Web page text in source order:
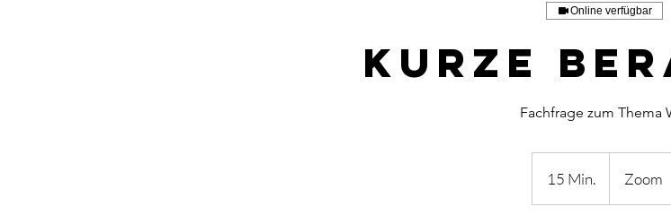
Online verfügbar
Kurze
Fachfrage zum Thema
15 Min.1
5
Zoom